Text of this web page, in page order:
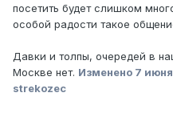
посетить будет слишком
особой радости такое
Давки и толпы, очередей в
Москве нет. Изменено 7
strekozec